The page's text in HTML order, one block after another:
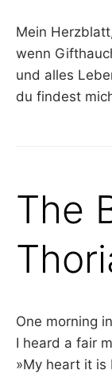
Mein
wenn
und alles
du findest
The
One morning
I heard a fair
»My heart it is